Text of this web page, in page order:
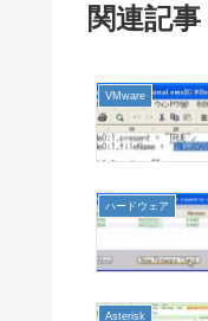
関連記事
VMware
ハードウェア
Asterisk